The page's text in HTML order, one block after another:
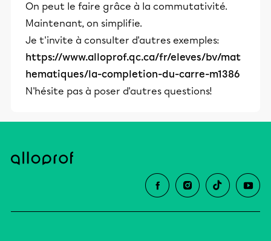
On peut le faire grâce à la commutativité.
Maintenant, on simplifie.
Je t'invite à consulter d'autres exemples:
https://www.alloprof.qc.ca/fr/eleves/bv/mat
hematiques/la-completion-du-carre-m1386
N'hésite pas à poser d'autres questions!